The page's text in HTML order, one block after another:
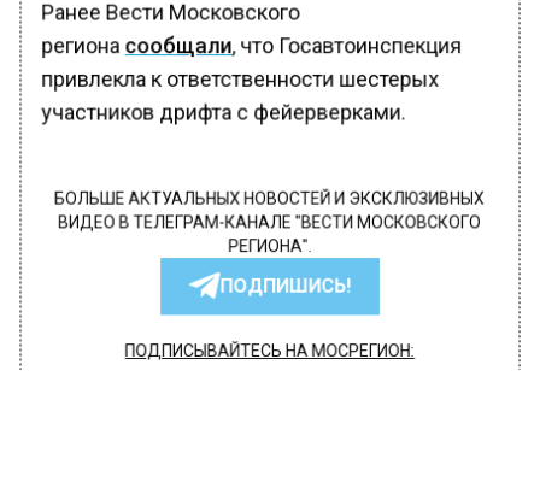
Ранее Вести Московского
регионасообщали, что Госавтоинспекция
привлекла к ответственности шестерых
участников дрифта с фейерверками.
БОЛЬШЕ АКТУАЛЬНЫХ НОВОСТЕЙ И ЭКСКЛЮЗИВНЫХ
ВИДЕО В ТЕЛЕГРАМ-КАНАЛЕ "ВЕСТИ МОСКОВСКОГО
РЕГИОНА".
ПОДПИШИСЬ!
ПОДПИСЫВАЙТЕСЬ НА МОСРЕГИОН: